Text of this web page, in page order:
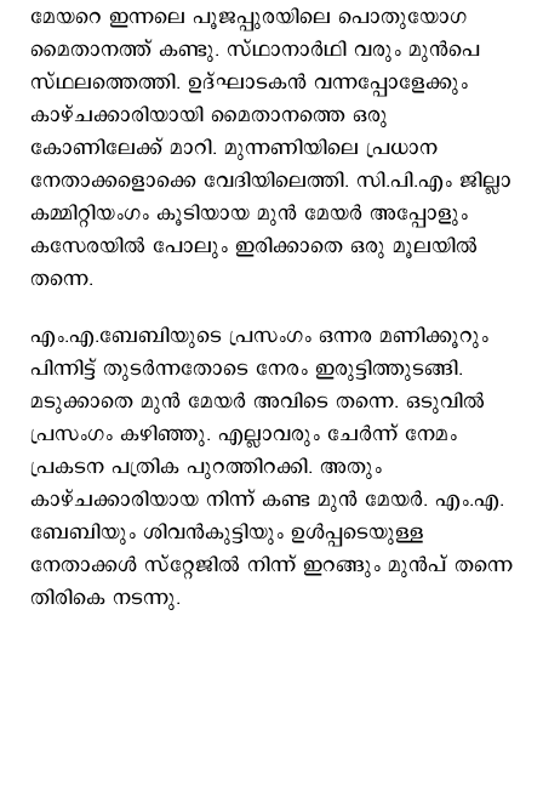
മേയറെ ഇന്നലെ പൂജപ്പുരയിലെ പൊതുയോഗ
മൈതാനത്ത് കണ്ടു. സ്ഥാനാര്‍ഥി വരും മുന്‍പെ
സ്ഥലത്തെത്തി. ഉദ്ഘാടകന്‍ വന്നപ്പോളേക്കും
കാഴ്ചക്കാരിയായി മൈതാനത്തെ ഒരു
കോണിലേക്ക് മാറി. മുന്നണിയിലെ പ്രധാന
നേതാക്കളൊക്കെ വേദിയിലെത്തി. സി.പി.എം ജില്ലാ
കമ്മിറ്റിയംഗം കൂടിയായ മുന്‍ മേയര്‍ അപ്പോളും
കസേരയില്‍ പോലും ഇരിക്കാതെ ഒരു മൂലയില്‍
തന്നെ.
എം.എ.ബേബിയുടെ പ്രസംഗം ഒന്നര മണിക്കൂറും
പിന്നിട്ട് തുടര്‍ന്നതോടെ നേരം ഇരുട്ടിത്തുടങ്ങി.
മടുക്കാതെ മുന്‍ മേയര്‍ അവിടെ തന്നെ. ഒടുവില്‍
പ്രസംഗം കഴിഞ്ഞു. എല്ലാവരും ചേര്‍ന്ന് നേമം
പ്രകടന പത്രിക പുറത്തിറക്കി. അതും
കാഴ്ചക്കാരിയായ നിന്ന് കണ്ട മുന്‍ മേയര്‍. എം.എ.
ബേബിയും ശിവന്‍കുട്ടിയും ഉള്‍പ്പടെയുള്ള
നേതാക്കള്‍ സ്റ്റേജില്‍ നിന്ന് ഇറങ്ങും മുന്‍പ് തന്നെ
തിരികെ നടന്നു.